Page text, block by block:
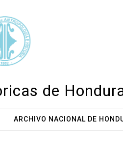
de
ARCHIVO NACIONAL DE